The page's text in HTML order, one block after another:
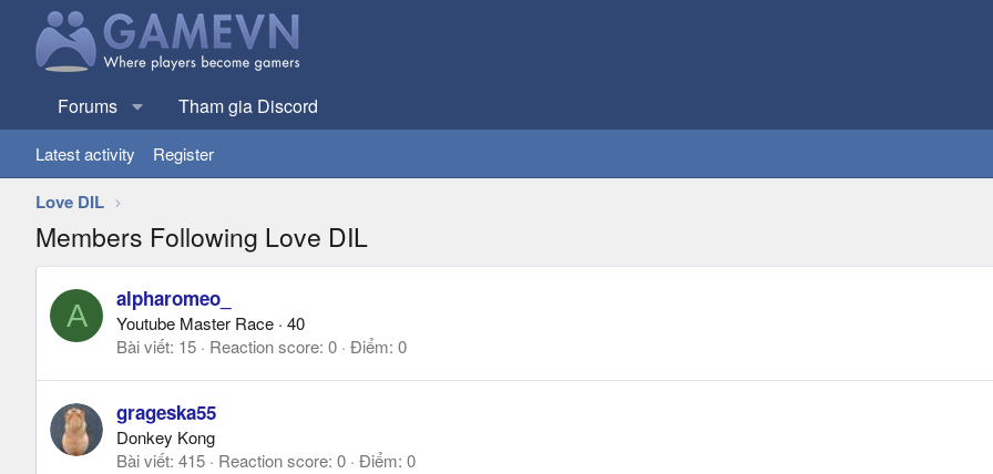
Forums Tham gia Discord
Latest activity Register
Love DIL
Members Following Love DIL
A alpharomeo_
Youtube Master Race · 40
Bài viết 15 Reaction score 0 Điểm 0
grageska55
Donkey Kong
Bài viết 415 Reaction score 0 Điểm 0